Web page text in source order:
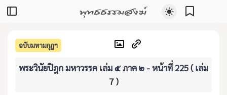
พุทธธรรมสงฆ์
ฉบับมหามกุฏฯ
พระวินัยปิฎก มหาวรรค เล่ม ๕ ภาค ๒ - หน้าที่ 225 ( เล่ม
7 )